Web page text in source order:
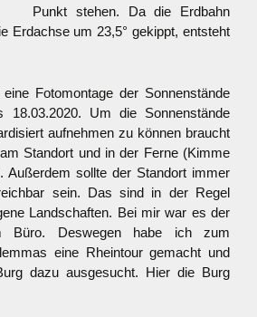
Punkt stehen. Da die Erdbahn
Erdachse um 23,5° gekippt, entsteht
Fotomontage der Sonnenstände
18.03.2020. Um die Sonnenstände
aufnehmen zu können braucht
Standort und in der Ferne (Kimme
Außerdem sollte der Standort immer
sein. Das sind in der Regel
Landschaften. Bei mir war es der
Büro. Deswegen habe ich zum
eine Rheintour gemacht und
dazu ausgesucht. Hier die Burg